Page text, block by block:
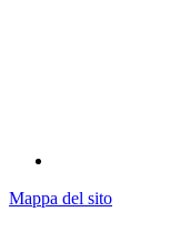
Mappa del sito